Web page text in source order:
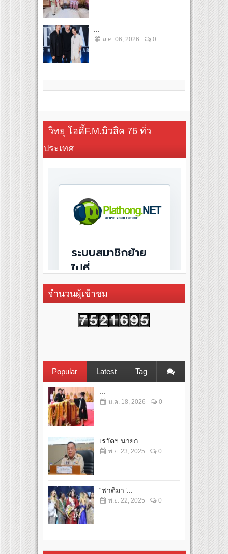
ส.ค. 06, 2026 0
วิทยุ โอดี้F.M.มิวสิค 76 ทั่ว
ประเทศ
จำนวนผู้เข้าชม
Popular Latest Tag
ม.ค. 18, 2026 0
เรวัตฯ นายก...
พ.ย. 23, 2025 0
“ฟาติมา”...
พ.ย. 22, 2025 0